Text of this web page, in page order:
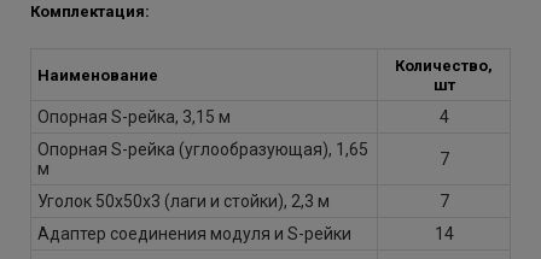
Комплектация:
Наименование
Количество,
шт
Опорная S-рейка, 3,15 м
4
Опорная S-рейка (углообразующая), 1,65
м
7
Уголок 50х50х3 (лаги и стойки), 2,3 м
7
Адаптер соединения модуля и S-рейки
14